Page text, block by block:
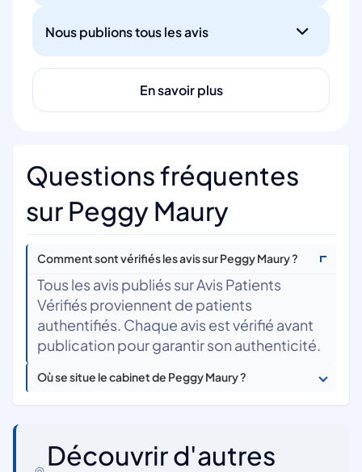
Nous publions tous les avis
En savoir plus
Questions fréquentes
sur Peggy Maury
Comment sont vérifiés les avis sur Peggy Maury ?
Tous les avis publiés sur Avis Patients
Vérifiés proviennent de patients
authentifiés. Chaque avis est vérifié avant
publication pour garantir son authenticité.
Où se situe le cabinet de Peggy Maury ?
Découvrir d'autres